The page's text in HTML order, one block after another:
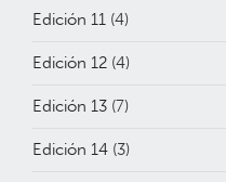
Edición 11 (4)
Edición 12 (4)
Edición 13 (7)
Edición 14 (3)